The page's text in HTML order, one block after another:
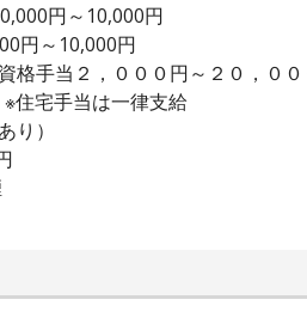
円～10,000円
円～10,000円
格手当２，０００円～２０，０
住宅手当は一律支給
り）